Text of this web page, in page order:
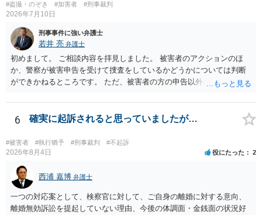
#盗撮・のぞき #加害者 #刑事裁判
2026年7月10日
刑事事件に強い弁護士
若井 亮 弁護士
初めまして。 ご相談内容を拝見しました。 被害者のアクションのほ
か、警察が被害申告を受けて捜査をしているかどうかについては判断
ができかねるところです。 ただ、被害者の方の申告以外に証拠が無い
す。 万が一、警察から連絡が来るようなことがあれば、その際に改め
て弁護士にご相談ください。
6 確実に起訴されると思っていましたが…
#被害者 #執行猶予 #刑事裁判 #不起訴
2026年8月4日 役にたった 2
西浦 嘉博 弁護士
一つの対応案として、検察官に対して、ご自身の離婚に対する意向、
離婚無効訴訟を提起していない理由、今後の体調面・金銭面の状況好